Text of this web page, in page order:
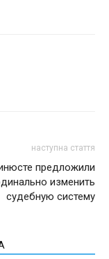
наступна стаття
предложили
изменить
судебную систему